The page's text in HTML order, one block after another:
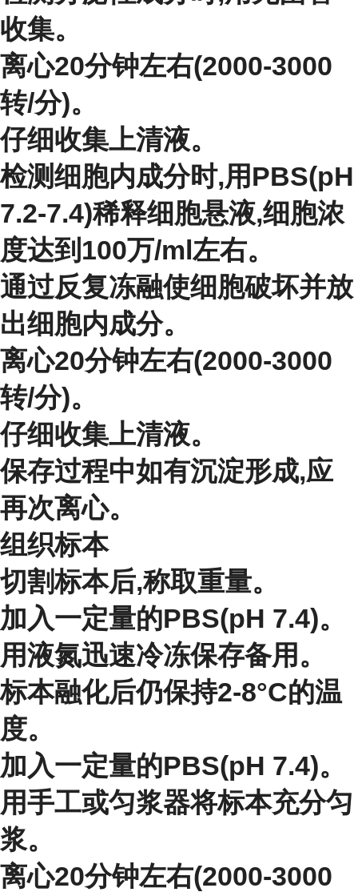
收集。
离心20分钟左右(2000-3000
转/分)。
仔细收集上清液。
检测细胞内成分时,用PBS(pH
7.2-7.4)稀释细胞悬液,细胞浓
度达到100万/ml左右。
通过反复冻融使细胞破坏并放
出细胞内成分。
离心20分钟左右(2000-3000
转/分)。
仔细收集上清液。
保存过程中如有沉淀形成,应
再次离心。
组织标本
切割标本后,称取重量。
加入一定量的PBS(pH 7.4)。
用液氮迅速冷冻保存备用。
标本融化后仍保持2-8°C的温
度。
加入一定量的PBS(pH 7.4)。
用手工或匀浆器将标本充分匀
浆。
离心20分钟左右(2000-3000